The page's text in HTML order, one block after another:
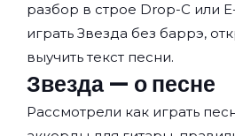
разбор в строе Drop-C или
играть Звезда без баррэ,
выучить текст песни.
Звезда — о песне
Рассмотрели как играть